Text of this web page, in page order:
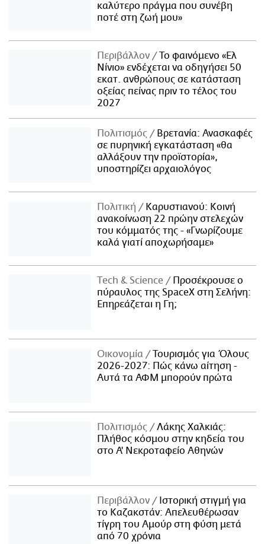
καλύτερο πράγμα που συνέβη
ποτέ στη ζωή μου»
Περιβάλλον
Το φαινόμενο «Ελ
Νίνιο» ενδέχεται να οδηγήσει 50
εκατ. ανθρώπους σε κατάσταση
οξείας πείνας πριν το τέλος του
2027
Πολιτισμός
Βρετανία: Ανασκαφές
σε πυρηνική εγκατάσταση «θα
αλλάξουν την προϊστορία»,
υποστηρίζει αρχαιολόγος
Πολιτική
Καρυστιανού: Κοινή
ανακοίνωση 22 πρώην στελεχών
του κόμματός της - «Γνωρίζουμε
καλά γιατί αποχωρήσαμε»
Τech & Science
Προσέκρουσε ο
πύραυλος της SpaceX στη Σελήνη:
Επηρεάζεται η Γη;
Οικονομία
Τουρισμός για Όλους
2026-2027: Πώς κάνω αίτηση -
Αυτά τα ΑΦΜ μπορούν πρώτα
Πολιτισμός
Λάκης Χαλκιάς:
Πλήθος κόσμου στην κηδεία του
στο Α' Νεκροταφείο Αθηνών
Περιβάλλον
Ιστορική στιγμή για
το Καζακστάν: Απελευθέρωσαν
τίγρη του Αμούρ στη φύση μετά
από 70 χρόνια